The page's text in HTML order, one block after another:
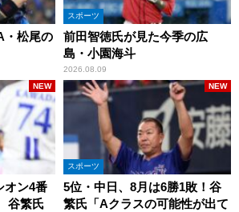
・松尾の
スポーツ
前田智徳氏が見た今季の広
島・小園海斗
2026.08.09
オン4番
谷繁氏
NEW
スポーツ
5位・中日、8月は6勝1敗！谷
繁氏「Aクラスの可能性が出て
NEW